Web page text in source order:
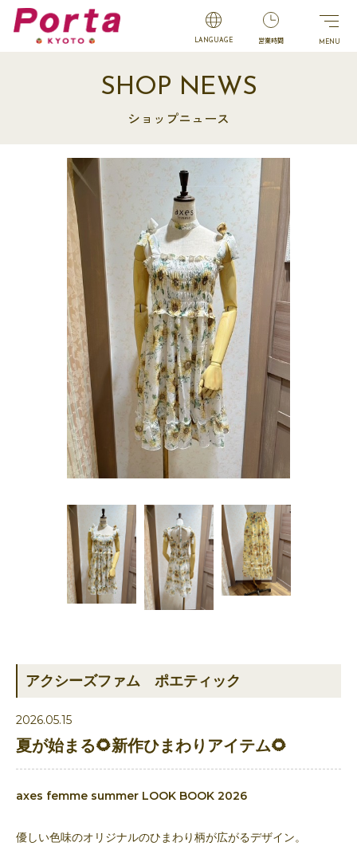
LANGUAGE 営業時間
SHOP NEWS
ショップニュース
アクシーズファム ポエティック
2026.05.15
夏が始まる🌻新作ひまわりアイテム🌻
axes femme summer LOOK BOOK 2026
優しい色味のオリジナルのひまわり柄が広がるデザイン。